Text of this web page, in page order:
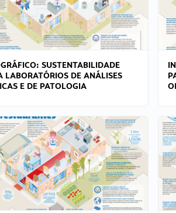
SUSTENTABILIDADE
LABORATÓRIOS DE ANÁLISES
E DE PATOLOGIA